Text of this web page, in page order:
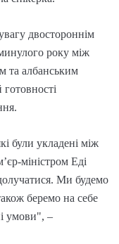
двостороннім
року між
та албанським
були укладені між
міністром Еді
Ми будемо
беремо на себе
умови", –